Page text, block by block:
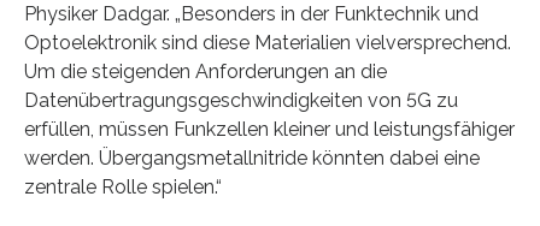
Physiker Dadgar. „Besonders in der Funktechnik und
Optoelektronik sind diese Materialien vielversprechend.
Um die steigenden Anforderungen an die
Datenübertragungsgeschwindigkeiten von 5G zu
erfüllen, müssen Funkzellen kleiner und leistungsfähiger
werden. Übergangsmetallnitride könnten dabei eine
zentrale Rolle spielen.“